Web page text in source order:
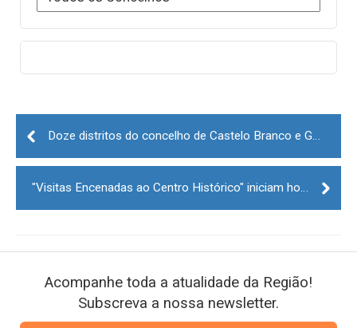
Post
navigation
Doze distritos do concelho de Castelo Branco e Guarda em risco muito elevado de incêndio
"Visitas Encenadas ao Centro Histórico" iniciam hoje na Guarda
Acompanhe toda a atualidade da Região!
Subscreva a nossa newsletter.